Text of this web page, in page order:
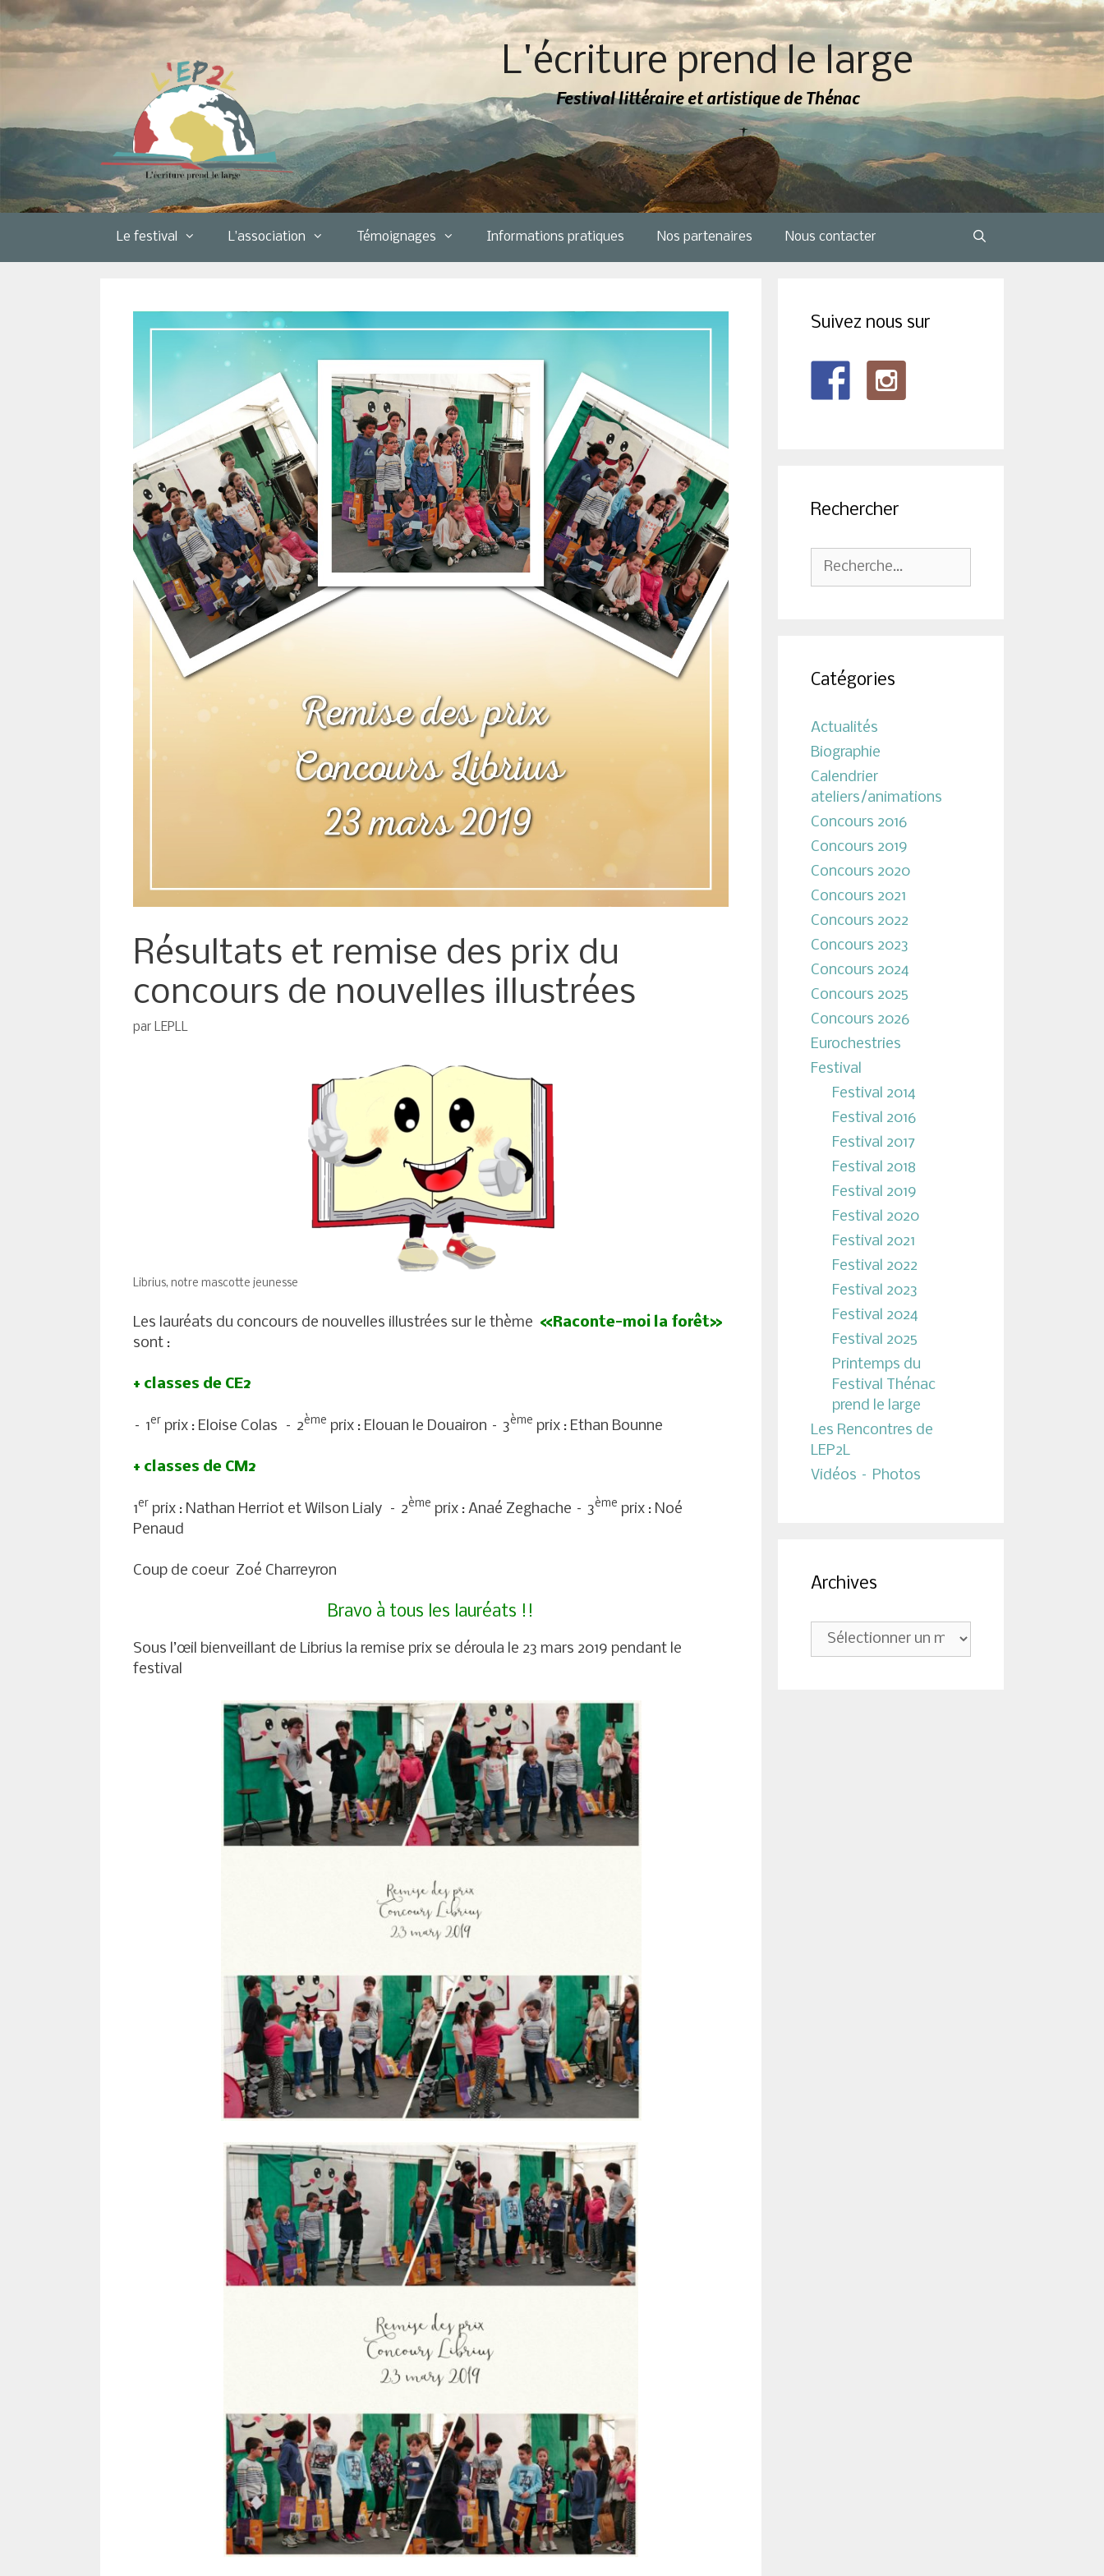
Aller
au
contenu
L'écriture prend le large
Festival littéraire et artistique de Thénac
Le festival L’association Témoignages Informations pratiques Nos partenaires Nous contacter
Résultats et remise des prix du
concours de nouvelles illustrées
par LEPLL
Librius, notre mascotte jeunesse
Les lauréats du concours de nouvelles illustrées sur le thème «Raconte-moi la forêt»
sont :
+ classes de CE2
– 1er prix : Eloise Colas – 2ème prix : Elouan le Douairon – 3ème prix : Ethan Bounne
+ classes de CM2
1er prix : Nathan Herriot et Wilson Lialy – 2ème prix : Anaé Zeghache – 3ème prix : Noé
Penaud
Coup de coeur Zoé Charreyron
Bravo à tous les lauréats !!
Sous l’œil bienveillant de Librius la remise prix se déroula le 23 mars 2019 pendant le
festival
Suivez nous sur
Rechercher
Rechercher :
Catégories
Actualités
Biographie
Calendrier
ateliers/animations
Concours 2016
Concours 2019
Concours 2020
Concours 2021
Concours 2022
Concours 2023
Concours 2024
Concours 2025
Concours 2026
Eurochestries
Festival
Festival 2014
Festival 2016
Festival 2017
Festival 2018
Festival 2019
Festival 2020
Festival 2021
Festival 2022
Festival 2023
Festival 2024
Festival 2025
Printemps du
Festival Thénac
prend le large
Les Rencontres de
LEP2L
Vidéos – Photos
Archives
Archives